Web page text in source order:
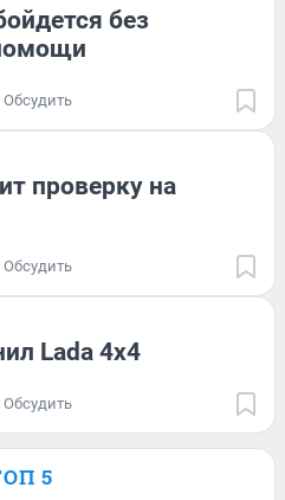
без
Обсудить
проверку на
Обсудить
Lada 4х4
Обсудить
5